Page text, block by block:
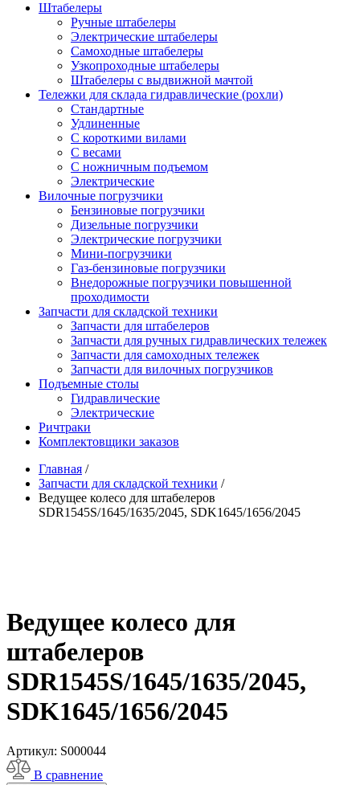
Штабелеры
Ручные штабелеры
Электрические штабелеры
Самоходные штабелеры
Узкопроходные штабелеры
Штабелеры с выдвижной мачтой
Тележки для склада гидравлические (рохли)
Стандартные
Удлиненные
С короткими вилами
С весами
С ножничным подъемом
Электрические
Вилочные погрузчики
Бензиновые погрузчики
Дизельные погрузчики
Электрические погрузчики
Мини-погрузчики
Газ-бензиновые погрузчики
Внедорожные погрузчики повышенной
проходимости
Запчасти для складской техники
Запчасти для штабелеров
Запчасти для ручных гидравлических тележек
Запчасти для самоходных тележек
Запчасти для вилочных погрузчиков
Подъемные столы
Гидравлические
Электрические
Ричтраки
Комплектовщики заказов
Главная /
Запчасти для складской техники /
Ведущее колесо для штабелеров
SDR1545S/1645/1635/2045, SDK1645/1656/2045
Ведущее колесо для
штабелеров
SDR1545S/1645/1635/2045,
SDK1645/1656/2045
Артикул: S000044
В сравнение